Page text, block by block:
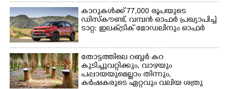
കാറുകൾക്ക് 77,000 രൂപയുടെ
ഡിസ്കൗണ്ട്, വമ്പൻ ഓഫർ പ്രഖ്യാപിച്ച്
ടാറ്റ: ഇലക്ട്രിക് മോഡലിനും ഓഫർ
തോട്ടത്തിലെ റബ്ബർ കറ
കുടിച്ചുവറ്റിക്കും, വാഴയും
പപ്പായയുമെല്ലാം തിന്നും,
കർഷകരുടെ ഏറ്റവും വലിയ ശത്രു